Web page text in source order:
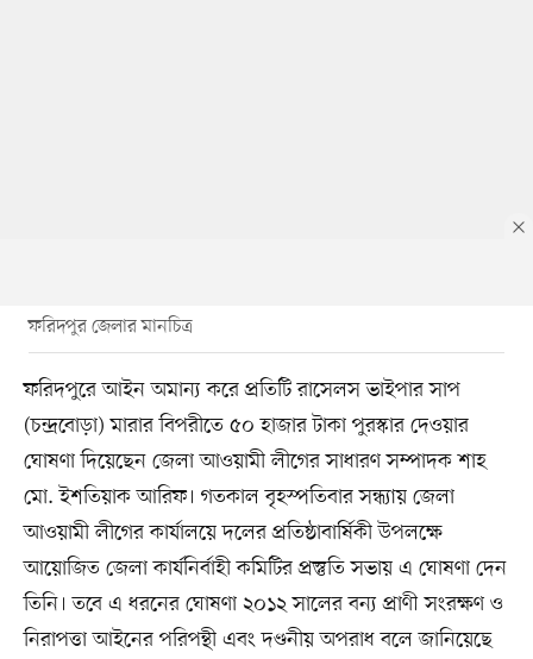
ফরিদপুর জেলার মানচিত্র
ফরিদপুরে আইন অমান্য করে প্রতিটি রাসেলস ভাইপার সাপ
(চন্দ্রবোড়া) মারার বিপরীতে ৫০ হাজার টাকা পুরস্কার দেওয়ার
ঘোষণা দিয়েছেন জেলা আওয়ামী লীগের সাধারণ সম্পাদক শাহ
মো. ইশতিয়াক আরিফ। গতকাল বৃহস্পতিবার সন্ধ্যায় জেলা
আওয়ামী লীগের কার্যালয়ে দলের প্রতিষ্ঠাবার্ষিকী উপলক্ষে
আয়োজিত জেলা কার্যনির্বাহী কমিটির প্রস্তুতি সভায় এ ঘোষণা দেন
তিনি। তবে এ ধরনের ঘোষণা ২০১২ সালের বন্য প্রাণী সংরক্ষণ ও
নিরাপত্তা আইনের পরিপন্থী এবং দণ্ডনীয় অপরাধ বলে জানিয়েছে